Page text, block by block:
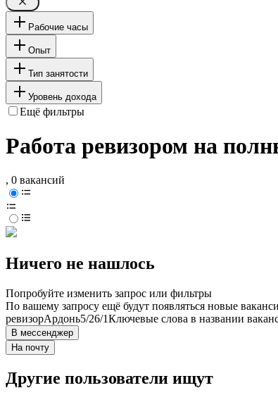
Рабочие часы
Опыт
Тип занятости
Уровень дохода
Ещё фильтры
Работа ревизором на
, 0 вакансий
Ничего не нашлось
Попробуйте изменить запрос или фильтры
По вашему запросу ещё будут появляться новые
ревизорАрдонь5/26/1Ключевые слова в названии
В мессенджер
На почту
Другие пользователи ищут